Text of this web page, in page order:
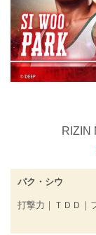
RIZIN
パク・シウ
打撃力｜ＴＤＤ｜